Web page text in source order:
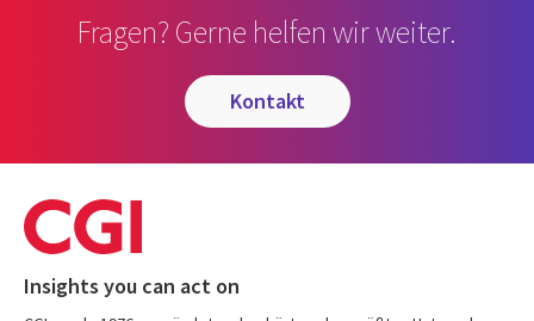
Fragen? Gerne helfen wir weiter.
kontakt
Insights you can act on